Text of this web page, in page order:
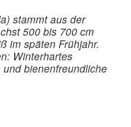
stammt aus der
500 bis 700 cm
im späten Frühjahr.
Winterhartes
bienenfreundliche